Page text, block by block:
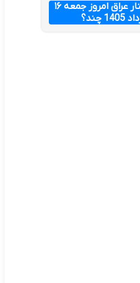
قیمت دینار عراق امروز جمعه ۱۶
چند؟